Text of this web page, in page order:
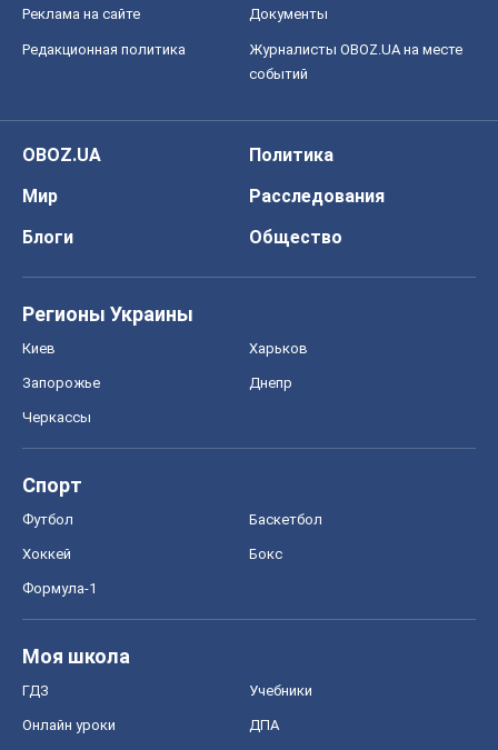
Реклама на сайте Документы
Редакционная политика
Журналисты OBOZ.UA на месте
событий
OBOZ.UA
Политика
Мир
Расследования
Блоги
Общество
Регионы Украины
Киев Харьков
Запорожье Днепр
Черкассы
Спорт
Футбол Баскетбол
Хоккей Бокс
Формула-1
Моя школа
ГДЗ Учебники
Онлайн уроки ДПА